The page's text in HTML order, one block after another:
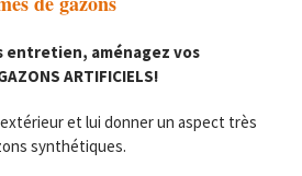
entretien, aménagez vos
ARTIFICIELS!
et lui donner un aspect très
synthétiques.